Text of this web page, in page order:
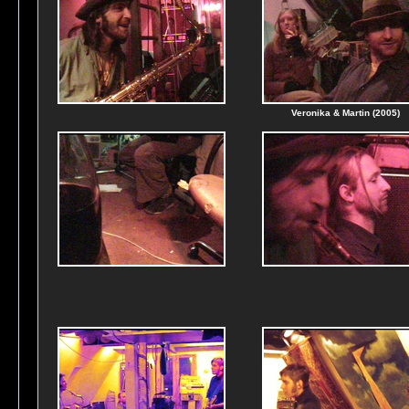
Veronika & Martin (2005)